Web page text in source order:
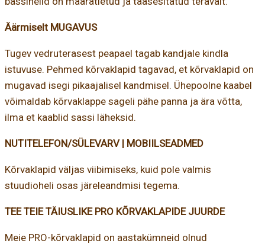
Äärmiselt MUGAVUS
Tugev vedruterasest peapael tagab kandjale kindla
istuvuse. Pehmed kõrvaklapid tagavad, et kõrvaklapid on
mugavad isegi pikaajalisel kandmisel. Ühepoolne kaabel
võimaldab kõrvaklappe sageli pähe panna ja ära võtta,
ilma et kaablid sassi läheksid.
NUTITELEFON/SÜLEVARV | MOBIILSEADMED
Kõrvaklapid väljas viibimiseks, kuid pole valmis
stuudioheli osas järeleandmisi tegema.
TEE TEIE TÄIUSLIKE PRO KÕRVAKLAPIDE JUURDE
Meie PRO-kõrvaklapid on aastakümneid olnud